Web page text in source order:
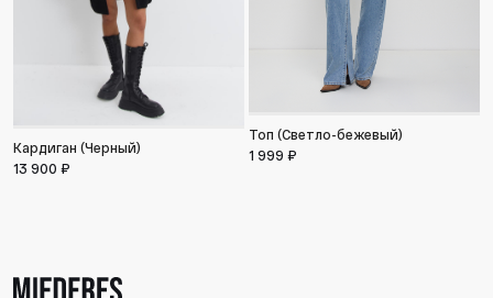
Кардиган (Черный)
13 900 ₽
Топ (Светло-бежевый)
1 999 ₽